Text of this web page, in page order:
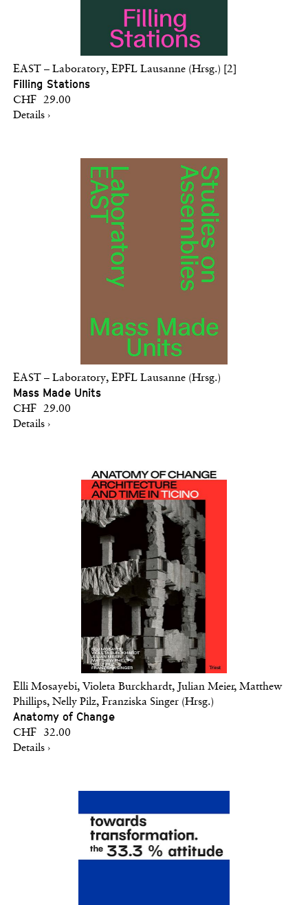
EAST – Laboratory, EPFL Lausanne (Hrsg.) [2]
Filling Stations
CHF 29.00
Details ›
EAST – Laboratory, EPFL Lausanne (Hrsg.)
Mass Made Units
CHF 29.00
Details ›
Elli Mosayebi, Violeta Burckhardt, Julian Meier, Matthew
Phillips, Nelly Pilz, Franziska Singer (Hrsg.)
Anatomy of Change
CHF 32.00
Details ›